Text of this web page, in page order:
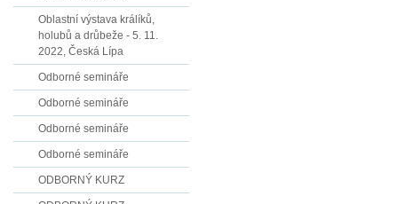
Oblastní výstava králíků,
holubů a drůbeže - 5. 11.
2022, Česká Lípa
Odborné semináře
Odborné semináře
Odborné semináře
Odborné semináře
ODBORNÝ KURZ